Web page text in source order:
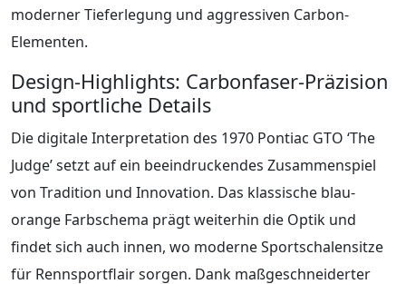
moderner Tieferlegung und aggressiven Carbon-
Elementen.
Design-Highlights: Carbonfaser-Präzision
und sportliche Details
Die digitale Interpretation des 1970 Pontiac GTO ‘The
Judge’ setzt auf ein beeindruckendes Zusammenspiel
von Tradition und Innovation. Das klassische blau-
orange Farbschema prägt weiterhin die Optik und
findet sich auch innen, wo moderne Sportschalensitze
für Rennsportflair sorgen. Dank maßgeschneiderter